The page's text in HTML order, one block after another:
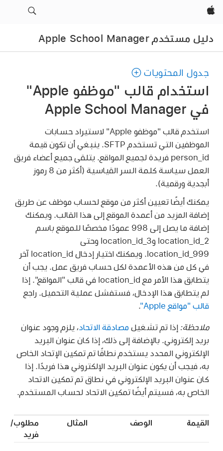
Apple‏
دليل مستخدم Apple School Manager
جدول المحتويات
استخدام قالب "موظفو Apple"
في Apple School Manager
استخدم قالب "موظفو Apple" لاستيراد حسابات
الموظفين التي تستخدم SFTP. ينبغي أن تكون قيمة
person_id فريدة لجميع المواقع. يتلقى جميع أعضاء فريق
العمل سياسة كلمة السر القياسية (أكثر من 8 رموز
أبجدية ورقمية).
يمكنك أيضًا تعيين أكثر من موقع لحساب موظف عن طريق
إضافة المزيد من أعمدة الموقع إلى هذا القالب. ويمكنك
إضافة ما يصل إلى 998 عمودًا مخصصًا للموقع باسم
location_id_2 وlocation_id_3 وحتى
location_id_999. ويمكنك اختيار إدخال location_id آخر
في كل من هذه الأعمدة لكل حساب فريق عمل. يجب أن
يتطابق هذا الأمر مع location_id في قالب "المواقع". إذا
لم يتطابق هذا الإدخال، فستفشل عملية التحميل. راجع
قالب "مواقع Apple"
.
ملاحظة:إذا تم تشغيل مصادقة الاتحاد، يلزم وجود عنوان
بريد إلكتروني. بالإضافة إلى ذلك، إذا كان عنوان البريد
الإلكتروني المحدد يستخدم نطاقًا تم تمكين الإتحاد الخاص
به، فيجب أن يكون عنوان البريد الإلكتروني هذا فريدًا. إذا
كان عنوان البريد الإلكتروني في نطاق تم تمكين الاتحاد
الخاص به، فسيتم أيضًا تمكين الاتحاد لحساب المستخدم.
القيمة الوصف المثال
مطلوب/
فريد